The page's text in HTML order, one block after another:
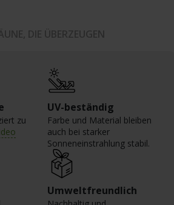
zu
UV-beständig
Farbe und Material bleiben
auch bei starker
Sonneneinstrahlung stabil.
Umweltfreundlich